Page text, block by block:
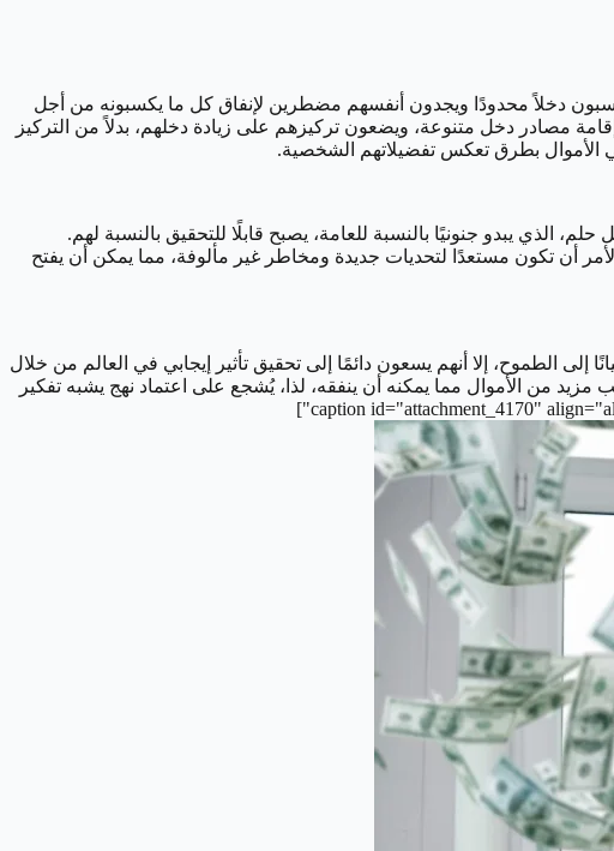
يكسبون دخلاً محدودًا ويجدون أنفسهم مضطرين لإنفاق كل ما يكسبونه من أجل
مصادر دخل متنوعة، ويضعون تركيزهم على زيادة دخلهم، بدلاً من التركيز
الأموال بطرق تعكس تفضيلاتهم الشخصية.
يبدو جنونيًا بالنسبة للعامة، يصبح قابلًا للتحقيق بالنسبة لهم.
أن تكون مستعدًا لتحديات جديدة ومخاطر غير مألوفة، مما يمكن أن يفتح
وبالرغم من أن أغنياء العالم قد يفتقرون أحيانًا إلى الطموح، إلا أنهم يسعون دائمًا إلى تحقيق تأثير إيجابي في العالم من خلال
من الأموال مما يمكنه أن ينفقه، لذا، يُشجع على اعتماد نهج يشبه تفكير